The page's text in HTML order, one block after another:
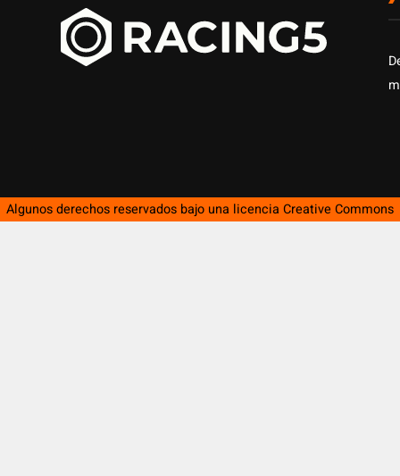
Algunos derechos reservados bajo una licencia Creative Commons